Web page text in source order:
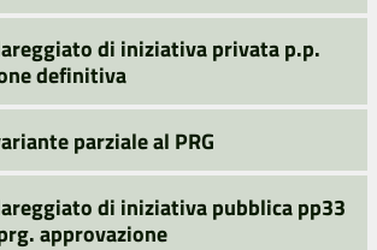
di iniziativa privata p.p.
definitiva
parziale al PRG
di iniziativa pubblica pp33
approvazione